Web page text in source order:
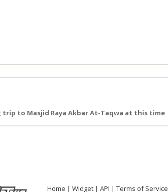
trip to Masjid Raya Akbar At-Taqwa at this time
Home Widget API Terms of Service